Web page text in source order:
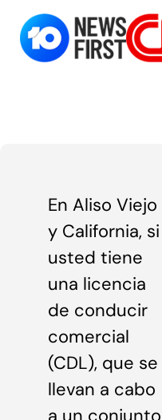
En Aliso Viejo
y California, si
usted tiene
una licencia
de conducir
comercial
(CDL), que se
llevan a cabo